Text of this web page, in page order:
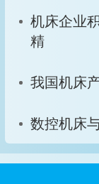
机床企业
精
我国机床
数控机床